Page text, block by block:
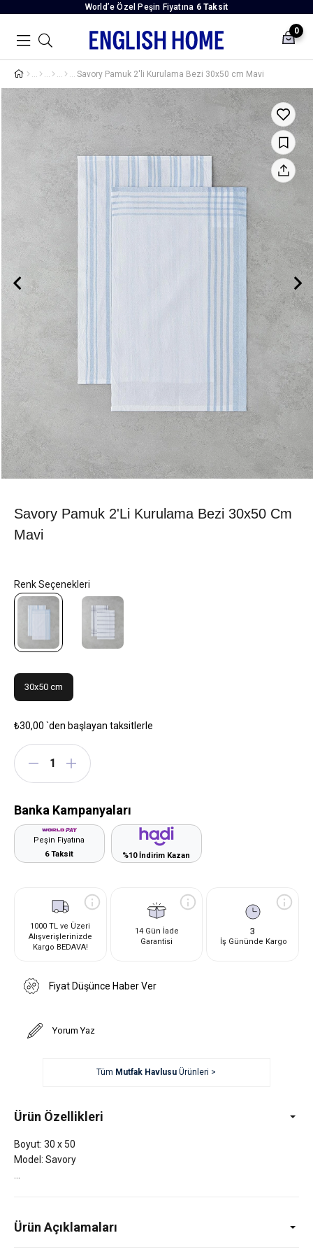
World’e Özel Peşin Fiyatına 6 Taksit
0
Savory Pamuk 2'li Kurulama Bezi 30x50 cm Mavi
Savory Pamuk 2'li Kurulama Bezi 30x50 Cm
Mavi
30x50 cm
₺30,00 `den başlayan taksitlerle
Banka Kampanyaları
Peşin Fiyatına
6 Taksit
%10 İndirim Kazan
1000 TL ve Üzeri
Alışverişlerinizde
Kargo BEDAVA!
14 Gün İade
Garantisi
3
İş Gününde Kargo
Fiyat Düşünce Haber Ver
Yorum Yaz
Tüm Mutfak Havlusu Ürünleri >
Ürün Özellikleri
Boyut: 30 x 50
Model: Savory
Ürün Açıklamaları